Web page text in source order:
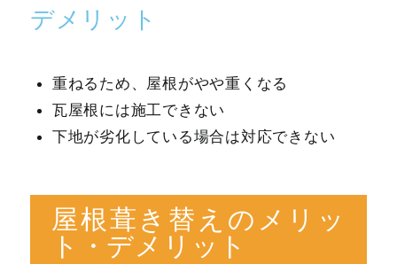
デメリット
重ねるため、屋根がやや重くなる
瓦屋根には施工できない
下地が劣化している場合は対応できない
屋根葺き替えのメリッ
ト・デメリット